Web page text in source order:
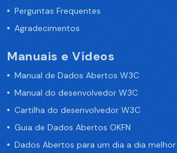
Perguntas Frequentes
Agradecimentos
Manuais e Vídeos
Manual de Dados Abertos W3C
Manual do desenvolvedor W3C
Cartilha do desenvolvedor W3C
Guia de Dados Abertos OKFN
Dados Abertos para um dia a dia melhor